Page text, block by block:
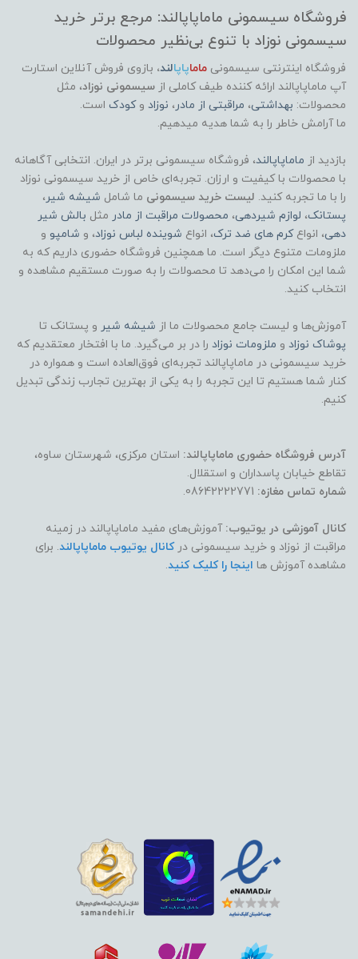
فروشگاه سیسمونی ماماپاپالند: مرجع برتر خرید
سیسمونی نوزاد با تنوع بی‌نظیر محصولات
فروشگاه اینترنتی سیسمونی ماماپاپالند، بازوی فروش آنلاین استارت
آپ ماماپاپالند ارائه کننده طیف کاملی از سیسمونی نوزاد، مثل
محصولات: بهداشتی، مراقبتی از مادر، نوزاد وکودک است.
ما آرامش خاطر را به شما هدیه میدهیم.
بازدید از ماماپاپالند، فروشگاه سیسمونی برتر در ایران. انتخابی آگاهانه
با محصولات با کیفیت و ارزان. تجربه‌ای خاص از خرید سیسمونی نوزاد
را با ما تجربه کنید. لیست خرید سیسمونی ما شامل شیشه شیر،
پستانک، لوازم شیردهی، محصولات مراقبت از مادر مثل بالش شیر
دهی، انواعکرم های ضد ترک، انواع شوینده لباس نوزاد، و شامپو و
ملزومات متنوع دیگر است. ما همچنین فروشگاه حضوری داریم که به
شما این امکان را می‌دهد تا محصولات را به صورت مستقیم مشاهده و
انتخاب کنید.
آموزش‌ها و لیست جامع محصولات ما از شیشه شیر و پستانک تا
پوشاک نوزاد و ملزومات نوزاد را در بر می‌گیرد. ما با افتخار معتقدیم که
خرید سیسمونی در ماماپاپالند تجربه‌ای فوق‌العاده است و همواره در
کنار شما هستیم تا این تجربه را به یکی از بهترین تجارب زندگی تبدیل
کنیم.
آدرس فروشگاه حضوری ماماپاپالند: استان مرکزی، شهرستان ساوه،
تقاطع خیابان پاسداران و استقلال.
شماره تماس مغازه:
کانال آموزشی در یوتیوب: آموزش‌های مفید ماماپاپالند در زمینه
مراقبت از نوزاد و خرید سیسمونی درکانال یوتیوب ماماپاپالند. برای
مشاهده آموزش ها اینجا را کلیک کنید.